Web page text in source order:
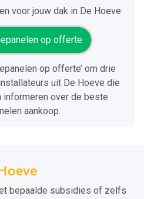
voor jouw dak in De Hoeve
op offerte
op offerte’ om drie
uit De Hoeve die
informeren over de beste
aankoop.
bepaalde subsidies of zelfs